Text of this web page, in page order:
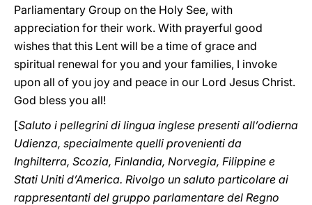
Parliamentary Group on the Holy See, with
appreciation for their work. With prayerful good
wishes that this Lent will be a time of grace and
spiritual renewal for you and your families, I invoke
upon all of you joy and peace in our Lord Jesus Christ.
God bless you all!
[Saluto i pellegrini di lingua inglese presenti all’odierna
Udienza, specialmente quelli provenienti da
Inghilterra, Scozia, Finlandia, Norvegia, Filippine e
Stati Uniti d’America. Rivolgo un saluto particolare ai
rappresentanti del gruppo parlamentare del Regno